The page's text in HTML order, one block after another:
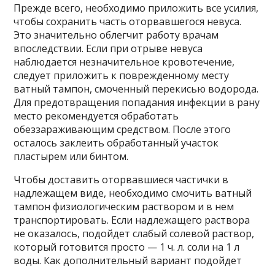
Прежде всего, необходимо приложить все усилия,
чтобы сохранить часть оторвавшегося невуса.
Это значительно облегчит работу врачам
впоследствии. Если при отрыве невуса
наблюдается незначительное кровотечение,
следует приложить к поврежденному месту
ватный тампон, смоченный перекисью водорода.
Для предотвращения попадания инфекции в рану
место рекомендуется обработать
обеззараживающим средством. После этого
осталось заклеить обработанный участок
пластырем или бинтом.
Чтобы доставить оторвавшиеся частички в
надлежащем виде, необходимо смочить ватный
тампон физиологическим раствором и в нем
транспортировать. Если надлежащего раствора
не оказалось, подойдет слабый солевой раствор,
который готовится просто — 1 ч. л. соли на 1 л
воды. Как дополнительный вариант подойдет